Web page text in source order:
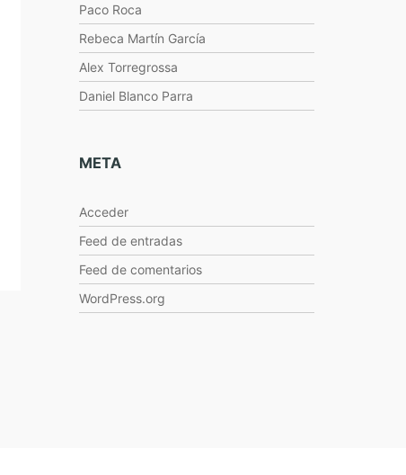
Paco Roca
Rebeca Martín García
Alex Torregrossa
Daniel Blanco Parra
META
Acceder
Feed de entradas
Feed de comentarios
WordPress.org